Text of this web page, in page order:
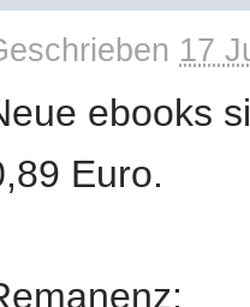
17
ebooks
Euro.